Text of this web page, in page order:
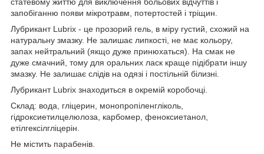
запобіганню появи мікротравм, потертостей і тріщин.
Лубрикант Lubrix - це прозорий гель, в міру густий, схожий на
натуральну змазку. Не залишає липкості, не має кольору,
запах нейтральний (якщо дуже принюхаться). На смак не
дуже смачний, тому для оральних ласк краще підібрати іншу
змазку. Не залишає слідів на одязі і постільній білизні.
Лубрикант Lubrix знаходиться в окремій коробочці.
Склад: вода, гліцерин, монопропіленгліколь,
гідроксиетилцелюлоза, карбомер, феноксиетанол,
етілгексілгліцерін.
Не містить парабенів.